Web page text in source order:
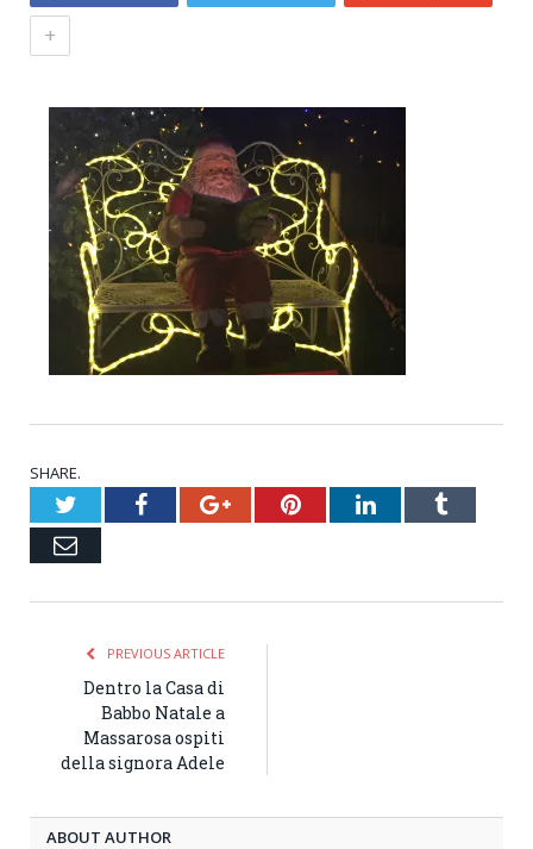
+
SHARE.
TwitterFacebookGoogle+PinterestLinkedInTumblr
Email
PREVIOUS ARTICLE
Dentro la Casa di
Babbo Natale a
Massarosa ospiti
della signora Adele
ABOUT AUTHOR